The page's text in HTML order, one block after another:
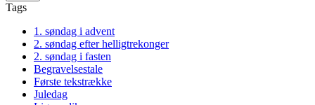
Tags
1. søndag i advent
2. søndag efter helligtrekonger
2. søndag i fasten
Begravelsestale
Første tekstrække
Juledag